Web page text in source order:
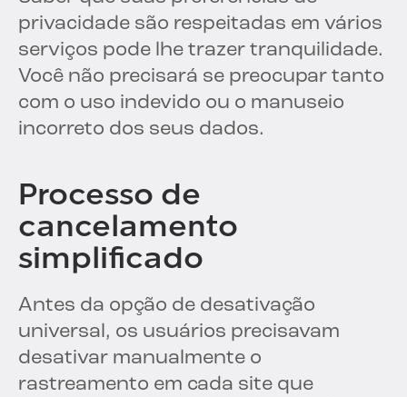
privacidade são respeitadas em vários
serviços pode lhe trazer tranquilidade.
Você não precisará se preocupar tanto
com o uso indevido ou o manuseio
incorreto dos seus dados.
Processo de
cancelamento
simplificado
Antes da opção de desativação
universal, os usuários precisavam
desativar manualmente o
rastreamento em cada site que